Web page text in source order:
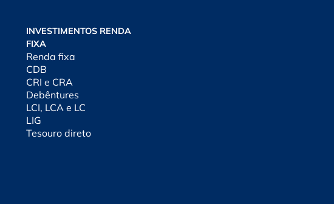
INVESTIMENTOS RENDA
FIXA
Renda fixa
CDB
CRI e CRA
Debêntures
LCI, LCA e LC
LIG
Tesouro direto